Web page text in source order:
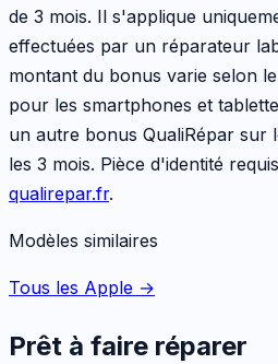
de 3 mois. Il s'applique
effectuées par un réparateur
montant du bonus varie selon
pour les smartphones et
un autre bonus QualiRépar sur
les 3 mois. Pièce d'identité
qualirepar.fr.
Modèles similaires
Tous les Apple →
Prêt à faire réparer